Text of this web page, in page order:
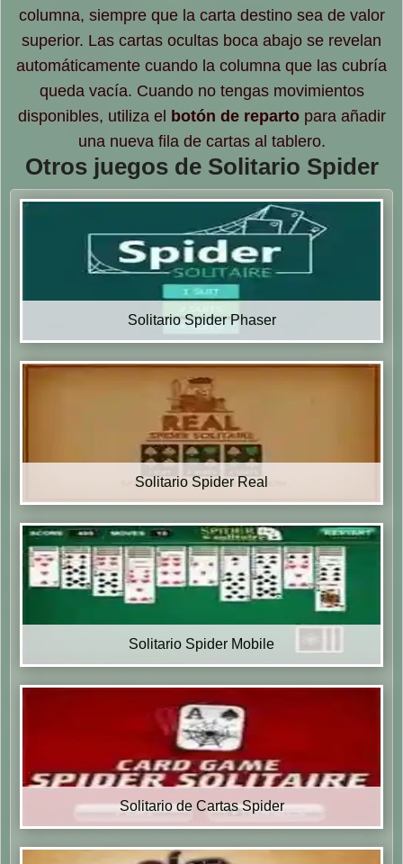
columna, siempre que la carta destino sea de valor
superior. Las cartas ocultas boca abajo se revelan
automáticamente cuando la columna que las cubría
queda vacía. Cuando no tengas movimientos
disponibles, utiliza el botón de repartopara añadir
una nueva fila de cartas al tablero.
Otros juegos de Solitario Spider
Solitario Spider Phaser
Solitario Spider Real
Solitario Spider Mobile
Solitario de Cartas Spider